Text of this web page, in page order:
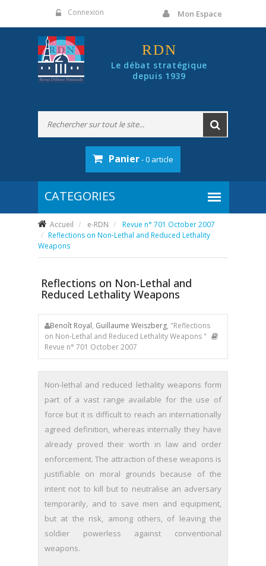
Connexion Mon Espace
RDN
Le débat stratégique
depuis 1939
Panier- 0 article
Accueil e-RDN
Revue n° 701 October 2007
Reflections on Non-Lethal and Reduced Lethality
Weapons
Reflections on Non-Lethal and
Reduced Lethality Weapons
Benoît Royal, Guillaume Weiszberg, "Reflections
on Non-Lethal and Reduced Lethality Weapons "
Revue n° 701 October 2007
Non-lethal and reduced lethality weapons form
part of a vast range available for the use of
force but it is difficult to reach an internationally
agreed definition, whereas internally they have
already proved their worth in law and order
enforcement. The attraction of these weapons is
justifiable on moral grounds because of the
intent not to kill but to neutralise an adversary
temporarily, and to save men and equipment,
but at the risk, among others, of leaving the
soldier powerless against conventional
weapons.